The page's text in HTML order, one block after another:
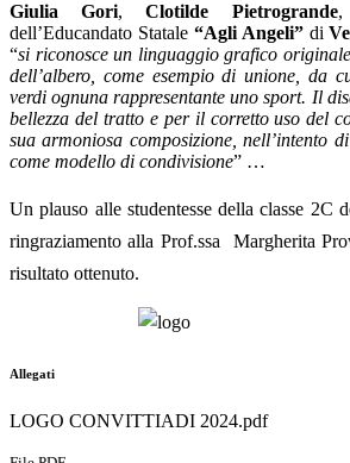
Giulia Gori,Clotilde Pietrogrande
dell’Educandato Statale “Agli Angeli”di
“si riconosce un linguaggio grafico
dell’albero, come esempio di unione, da
verdi ognuna rappresentante uno sport. Il
bellezza del tratto e per il corretto uso del
sua armoniosa composizione, nell’intento
come modello di condivisione” …
Un plauso alle studentesse della classe 2C
ringraziamento alla Prof.ssa Margherita
risultato ottenuto.
Allegati
LOGO CONVITTIADI 2024.pdf